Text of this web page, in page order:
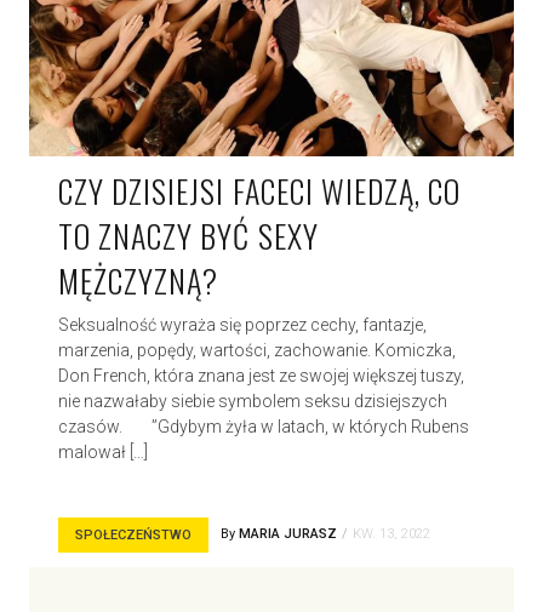
CZY DZISIEJSI FACECI WIEDZĄ, CO
TO ZNACZY BYĆ SEXY
MĘŻCZYZNĄ?
Seksualność wyraża się poprzez cechy, fantazje,
marzenia, popędy, wartości, zachowanie. Komiczka,
Don French, która znana jest ze swojej większej tuszy,
nie nazwałaby siebie symbolem seksu dzisiejszych
czasów. ”Gdybym żyła w latach, w których Rubens
malował […]
SPOŁECZEŃSTWO By MARIA JURASZ KW. 13, 2022